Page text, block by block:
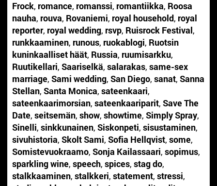
Frock, romance, romanssi, romantiikka, Roosa
nauha, rouva, Rovaniemi, royal household, royal
reporter, royal wedding, rsvp, Ruisrock Festival,
runkkaaminen, runous, ruokablogi, Ruotsin
kuninkaalliset häät, Russia, ruumisarkku,
Ruutikellari, Saariselkä, salarakas, same-sex
marriage, Sami wedding, San Diego, sanat, Sanna
Stellan, Santa Monica, sateenkaari,
sateenkaarimorsian, sateenkaariparit, Save The
Date, seitsemän, show, showtime, Simply Spray,
Sinelli, sinkkunainen, Siskonpeti, sisustaminen,
sivuhistoria, Skolt Sami, Sofia Hellqvist, some,
Somistevuokraamo, Sonja Kailassaari, sopimus,
sparkling wine, speech, spices, stag do,
stalkkaaminen, stalkkeri, statement, stressi,